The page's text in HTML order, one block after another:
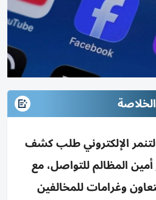
الخلاصة
الإلكتروني طلب كشف
المظالم للتواصل، مع
وغرامات للمخالفين